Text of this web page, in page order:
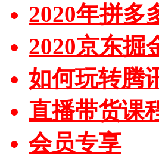
2020年拼多
2020京东掘
如何玩转腾
直播带货课
会员专享